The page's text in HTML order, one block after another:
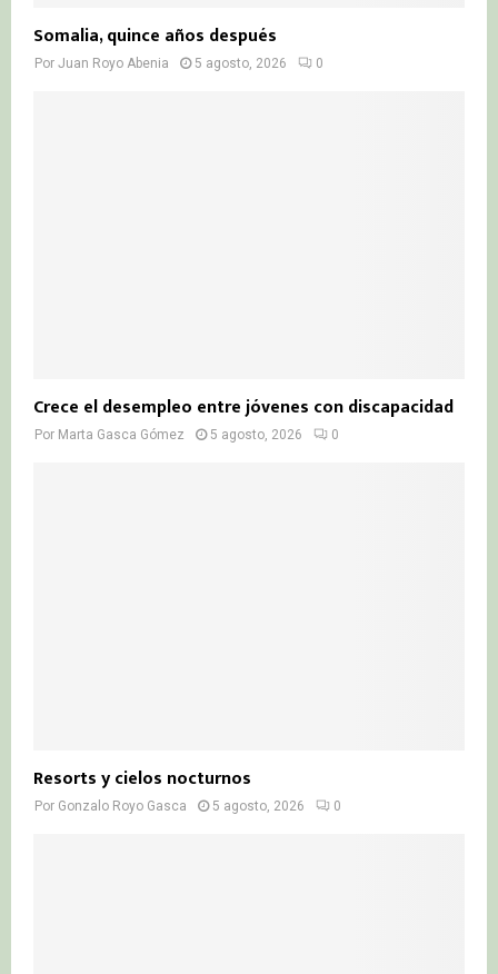
Somalia, quince años después
Por Juan Royo Abenia 5 agosto, 2026 0
Crece el desempleo entre jóvenes con discapacidad
Por Marta Gasca Gómez 5 agosto, 2026 0
Resorts y cielos nocturnos
Por Gonzalo Royo Gasca 5 agosto, 2026 0